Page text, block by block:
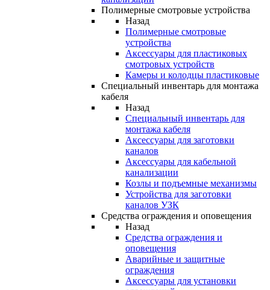
Полимерные смотровые устройства
Назад
Полимерные смотровые
устройства
Аксессуары для пластиковых
смотровых устройств
Камеры и колодцы пластиковые
Специальный инвентарь для монтажа
кабеля
Назад
Специальный инвентарь для
монтажа кабеля
Аксессуары для заготовки
каналов
Аксессуары для кабельной
канализации
Козлы и подъемные механизмы
Устройства для заготовки
каналов УЗК
Средства ограждения и оповещения
Назад
Средства ограждения и
оповещения
Аварийные и защитные
ограждения
Аксессуары для установки